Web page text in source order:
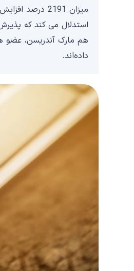
میزان 2191
استدلال می کند که
هم مارک آندریسن، عضو
داده‌اند.